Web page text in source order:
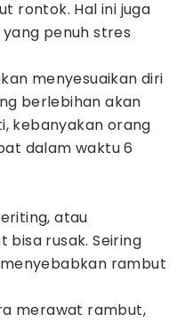
rontok. Hal ini juga
penuh stres
menyesuaikan diri
berlebihan akan
kebanyakan orang
dalam waktu 6
atau
bisa rusak. Seiring
rambut
merawat rambut,